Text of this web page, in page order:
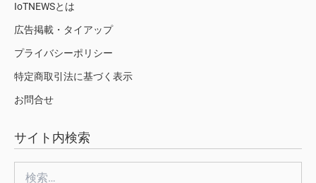
IoTNEWSとは
広告掲載・タイアップ
プライバシーポリシー
特定商取引法に基づく表示
お問合せ
サイト内検索